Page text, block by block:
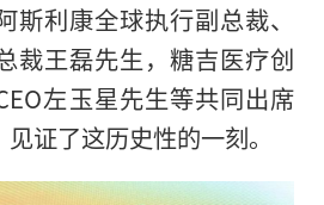
斯利康全球执行副总裁、
裁王磊先生，糖吉医疗创
左玉星先生等共同出席
证了这历史性的一刻。